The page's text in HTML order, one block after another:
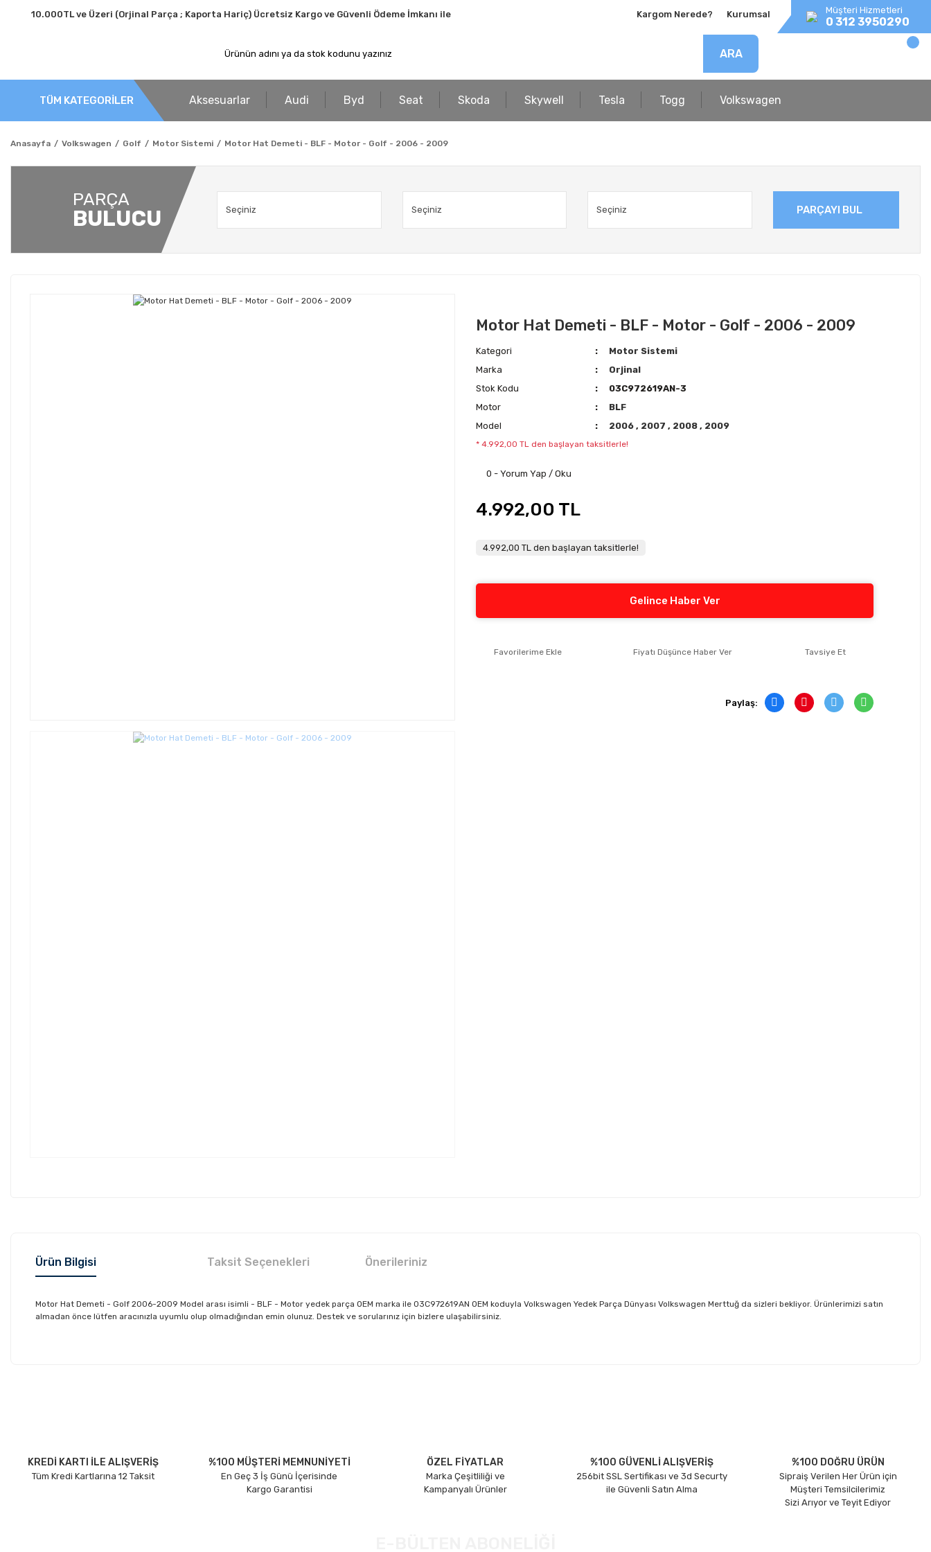
10.000TL ve Üzeri (Orjinal Parça ; Kaporta Hariç) Ücretsiz Kargo ve Güvenli Ödeme İmkanı ile Kargom Nerede? Kurumsal Müşteri Hizmetleri
0 312 3950290
ARA
TÜM KATEGORİLER Aksesuarlar Audi Byd Seat Skoda Skywell Tesla Togg Volkswagen
Anasayfa Volkswagen Golf Motor Sistemi Motor Hat Demeti - BLF - Motor - Golf - 2006 - 2009
PARÇA
BULUCU PARÇAYI BUL
Motor Hat Demeti - BLF - Motor - Golf - 2006 - 2009
Kategori
Motor Sistemi
Marka
Orjinal
Stok Kodu
03C972619AN-3
Motor
BLF
Model
2006, 2007, 2008, 2009
* 4.992,00 TL den başlayan taksitlerle!
0 - Yorum Yap / Oku
4.992,00 TL
4.992,00 TL den başlayan taksitlerle!
Gelince Haber Ver
Fiyatı Düşünce Haber Ver Tavsiye Et
Paylaş:
Ürün Bilgisi Taksit Seçenekleri Önerileriniz
Motor Hat Demeti - Golf 2006-2009 Model arası isimli - BLF - Motor yedek parça OEM marka ile 03C972619AN OEM koduyla Volkswagen Yedek Parça Dünyası Volkswagen Merttuğ da sizleri bekliyor. Ürünlerimizi satın
almadan önce lütfen aracınızla uyumlu olup olmadığından emin olunuz. Destek ve sorularınız için bizlere ulaşabilirsiniz.
Ürün bilgilerinde hatalar bulunuyor.
Ürün fiyatı diğer sitelerden daha pahalı.
KREDİ KARTI İLE ALIŞVERİŞ
Tüm Kredi Kartlarına 12 Taksit
%100 MÜŞTERİ MEMNUNİYETİ
En Geç 3 İş Günü İçerisinde
Kargo Garantisi
ÖZEL FİYATLAR
Marka Çeşitliliği ve
Kampanyalı Ürünler
%100 GÜVENLİ ALIŞVERİŞ
256bit SSL Sertifikası ve 3d Securty
ile Güvenli Satın Alma
%100 DOĞRU ÜRÜN
Sipraiş Verilen Her Ürün için
Müşteri Temsilcilerimiz
Sizi Arıyor ve Teyit Ediyor